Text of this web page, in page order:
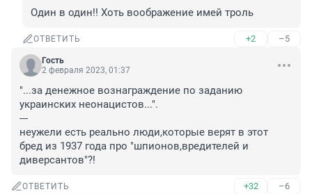
Один в один!! Хоть воображение имей троль
ОТВЕТИТЬ +2 –5
Гость
2 февраля 2023, 01:37
"...за денежное вознаграждение по заданию
украинских неонацистов...".
---
неужели есть реально люди,которые верят в этот
бред из 1937 года про "шпионов,вредителей и
диверсантов"?!
ОТВЕТИТЬ +32 –6